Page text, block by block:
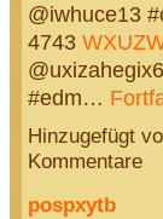
@iwhuce13
4743
#edm…
Hinzugefügt
Kommentare
pospxytb